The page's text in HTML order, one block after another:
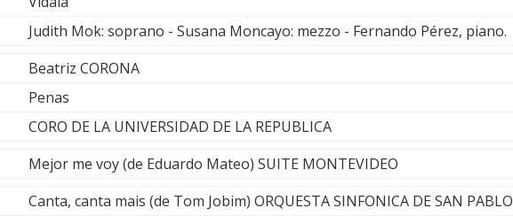
Judith Mok: soprano - Susana Moncayo: mezzo - Fernando Pérez, piano.
Beatriz CORONA
Penas
CORO DE LA UNIVERSIDAD DE LA REPUBLICA
Mejor me voy (de Eduardo Mateo) SUITE MONTEVIDEO
Canta, canta mais (de Tom Jobim) ORQUESTA SINFONICA DE SAN PABLO